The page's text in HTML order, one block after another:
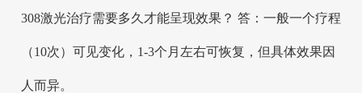
308激光治疗需要多久才能呈现效果？ 答：一般一个疗程
（10次）可见变化，1-3个月左右可恢复，但具体效果因
人而异。